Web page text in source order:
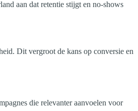
aan dat retentie stijgt en no-shows
Dit vergroot de kans op conversie en
die relevanter aanvoelen voor